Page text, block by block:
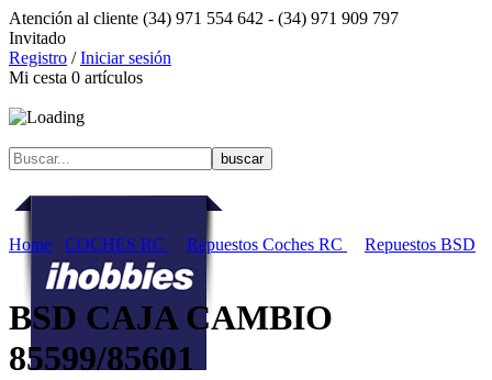
Atención al cliente (34) 971 554 642 - (34) 971 909 797
Invitado
Registro /Iniciar sesión
Mi cesta 0 artículos
Home COCHES RC Repuestos Coches RC Repuestos BSD
BSD CAJA CAMBIO
85599/85601